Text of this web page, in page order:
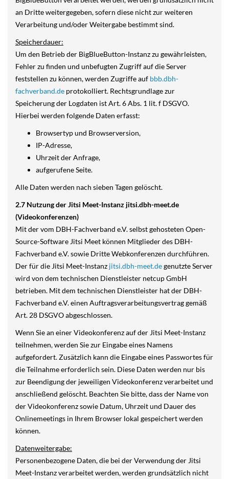
an Dritte weitergegeben, sofern diese nicht zur weiteren
Verarbeitung und/oder Weitergabe bestimmt sind.
Speicherdauer:
Um den Betrieb der BigBlueButton-Instanz zu gewährleisten,
Fehler zu finden und unbefugten Zugriff auf die Server
feststellen zu können, werden Zugriffe auf bbb.dbh-
fachverband.de protokolliert. Rechtsgrundlage zur
Speicherung der Logdaten ist Art. 6 Abs. 1 lit. f DSGVO.
Hierbei werden folgende Daten erfasst:
Browsertyp und Browserversion,
IP-Adresse,
Uhrzeit der Anfrage,
aufgerufene Seite.
Alle Daten werden nach sieben Tagen gelöscht.
2.7 Nutzung der Jitsi Meet-Instanz jitsi.dbh-meet.de
(Videokonferenzen)
Mit der vom DBH-Fachverband e.V. selbst gehosteten Open-
Source-Software Jitsi Meet können Mitglieder des DBH-
Fachverband e.V. sowie Dritte Webkonferenzen durchführen.
Der für die Jitsi Meet-Instanz jitsi.dbh-meet.degenutzte Server
wird von dem technischen Dienstleister netcup GmbH
betrieben. Mit dem technischen Dienstleister hat der DBH-
Fachverband e.V. einen Auftragsverarbeitungsvertrag gemäß
Art. 28 DSGVO abgeschlossen.
Wenn Sie an einer Videokonferenz auf der Jitsi Meet-Instanz
teilnehmen, werden Sie zur Eingabe eines Namens
aufgefordert. Zusätzlich kann die Eingabe eines Passwortes für
die Teilnahme erforderlich sein. Diese Daten werden nur bis
zur Beendigung der jeweiligen Videokonferenz verarbeitet und
anschließend gelöscht. Beachten Sie bitte, dass der Name von
der Videokonferenz sowie Datum, Uhrzeit und Dauer des
Onlinemeetings in Ihrem Browser lokal gespeichert werden
können.
Datenweitergabe:
Personenbezogene Daten, die bei der Verwendung der Jitsi
Meet-Instanz verarbeitet werden, werden grundsätzlich nicht